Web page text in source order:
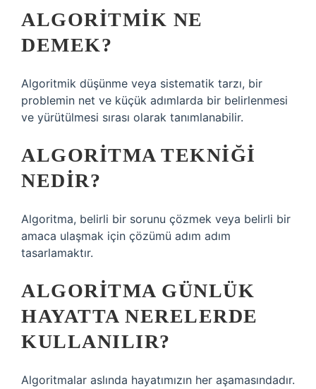
ALGORITMIK NE
DEMEK?
Algoritmik düşünme veya sistematik tarzı, bir
problemin net ve küçük adımlarda bir belirlenmesi
ve yürütülmesi sırası olarak tanımlanabilir.
ALGORITMA TEKNIĞI
NEDIR?
Algoritma, belirli bir sorunu çözmek veya belirli bir
amaca ulaşmak için çözümü adım adım
tasarlamaktır.
ALGORITMA GÜNLÜK
HAYATTA NERELERDE
KULLANILIR?
Algoritmalar aslında hayatımızın her aşamasındadır.